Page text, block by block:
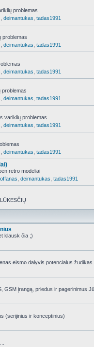
problemas
deimantukas tadas1991
problemas
deimantukas tadas1991
deimantukas tadas1991
deimantukas tadas1991
variklių problemas
deimantukas tadas1991
deimantukas tadas1991
retro modeliai
deimantukas tadas1991
klausk čia ;)
eismo dalyvis potencialus žudikas
GSM įrangą, priedus ir pagerinimus
(serijinius ir konceptinius)